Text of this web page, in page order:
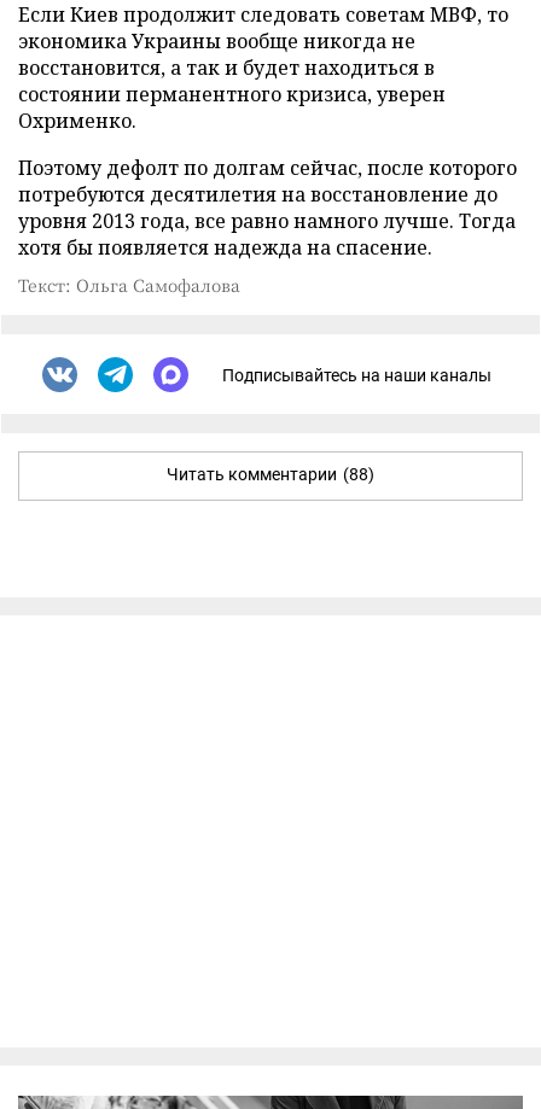
Если Киев продолжит следовать советам МВФ, то
экономика Украины вообще никогда не
восстановится, а так и будет находиться в
состоянии перманентного кризиса, уверен
Охрименко.
Поэтому дефолт по долгам сейчас, после которого
потребуются десятилетия на восстановление до
уровня 2013 года, все равно намного лучше. Тогда
хотя бы появляется надежда на спасение.
Текст: Ольга Самофалова
Подписывайтесь на наши каналы
Читать комментарии (88)